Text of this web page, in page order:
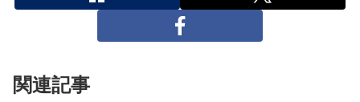
関連記事